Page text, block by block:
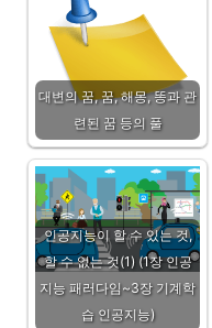
대변의 꿈, 꿈, 해몽, 똥과 관
련된 꿈 등의 풀
인공지능이 할 수 있는 것,
할 수 없는 것(1) (1장 인공
지능 패러다임~3장 기계학
습 인공지능)